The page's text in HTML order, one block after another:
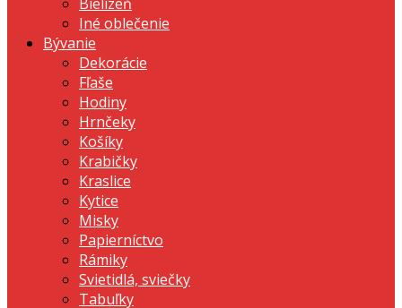
Iné oblečenie
Bývanie
Dekorácie
Fľaše
Hodiny
Hrnčeky
Košíky
Krabičky
Kraslice
Kytice
Misky
Papierníctvo
Rámiky
Svietidlá, sviečky
Tabuľky